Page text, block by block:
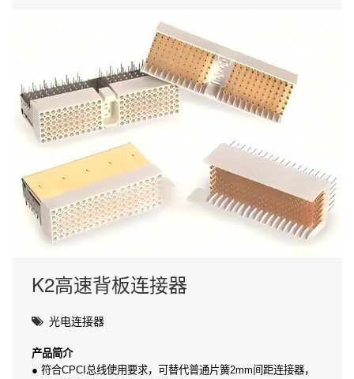
K2高速背板连接器
光电连接器
产品简介
● 符合CPCI总线使用要求，可替代普通片簧2mm间距连接器，